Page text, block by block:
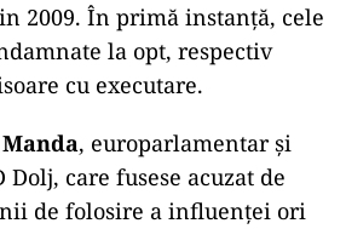
2009. În primă instanță, cele
la opt, respectiv
cu executare.
, europarlamentar și
Dolj, care fusese acuzat de
de folosire a influenţei ori